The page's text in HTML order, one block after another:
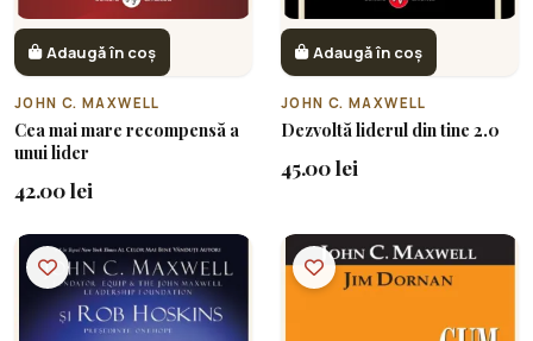
Adaugă în coș
JOHN C. MAXWELL
Cea mai mare recompensă a
unui lider
42.00 lei
Adaugă în coș
JOHN C. MAXWELL
Dezvoltă liderul din tine 2.0
45.00 lei